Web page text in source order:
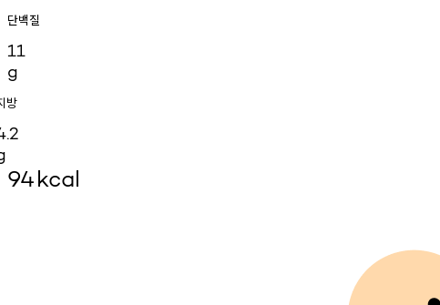
단백질
11
g
방
94kcal